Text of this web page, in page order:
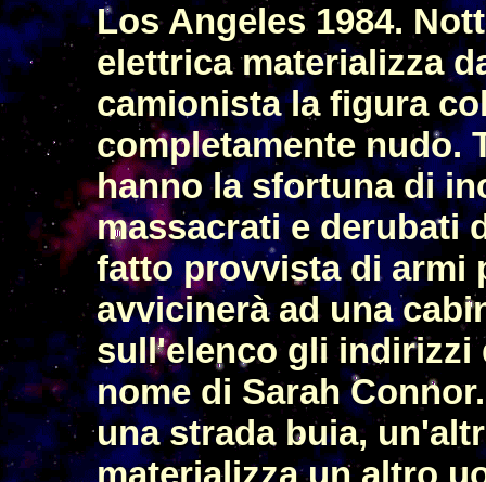
Los Angeles 1984.
elettrica materializza
camionista la figura
completamente nudo.
hanno la sfortuna di
massacrati e derubati
fatto provvista di armi
avvicinerà ad una
sull'elenco gli indirizzi
nome di Sarah
una strada buia,
materializza un altro